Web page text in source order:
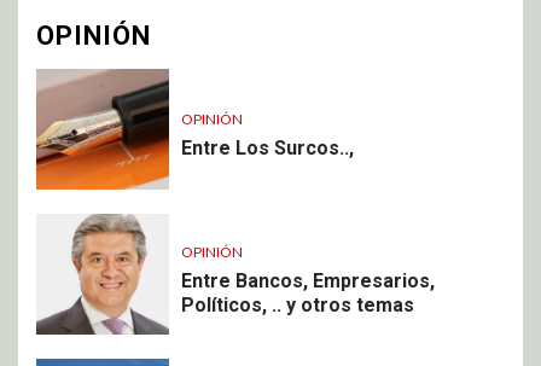
OPINIÓN
OPINIÓN
Entre Los Surcos..,
OPINIÓN
Entre Bancos, Empresarios,
Políticos, .. y otros temas